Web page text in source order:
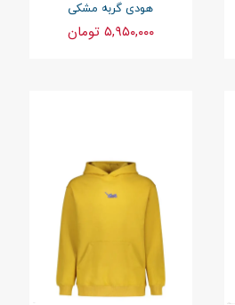
هودی گربه مشکی
۵,۹۵۰,۰۰۰ تومان